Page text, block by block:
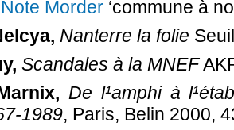
Note Morder ‘commune à
Nanterre la folie
Scandales à la MNEF
De l¹amphi à
1989, Paris, Belin 2000,